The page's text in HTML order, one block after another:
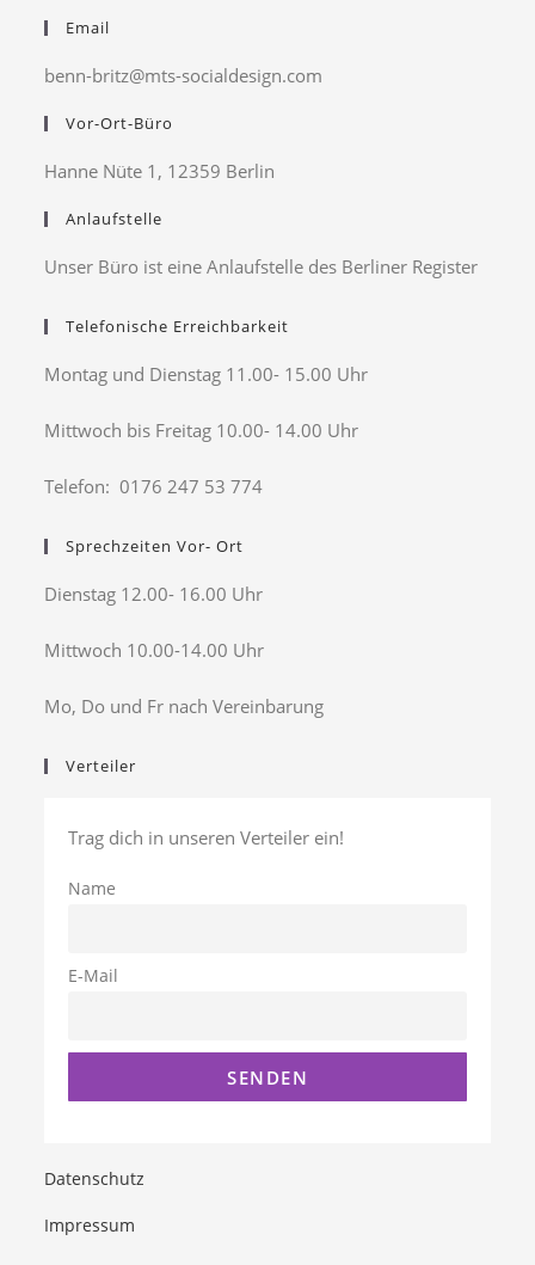
Email
benn-britz@mts-socialdesign.com
Vor-Ort-Büro
Hanne Nüte 1, 12359 Berlin
Anlaufstelle
Unser Büro ist eine Anlaufstelle des Berliner Register
Telefonische Erreichbarkeit
Montag und Dienstag 11.00- 15.00 Uhr
Mittwoch bis Freitag 10.00- 14.00 Uhr
Telefon: 0176 247 53 774
Sprechzeiten Vor- Ort
Dienstag 12.00- 16.00 Uhr
Mittwoch 10.00-14.00 Uhr
Mo, Do und Fr nach Vereinbarung
Verteiler
Trag dich in unseren Verteiler ein!
Name
E-Mail
Datenschutz
Impressum